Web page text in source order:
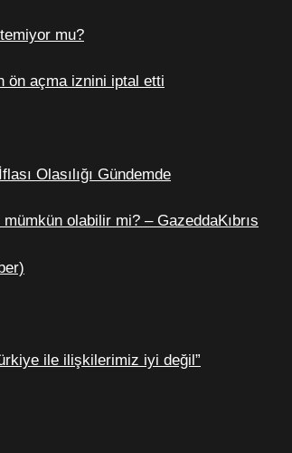
mu?
ön açma iznini iptal etti
Olasılığı Gündemde
olabilir mi? – GazeddaKıbrıs
ile ilişkilerimiz iyi değil”